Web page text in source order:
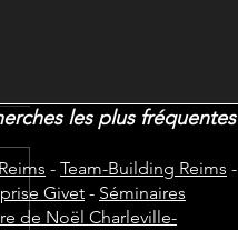
les plus fréquentes
- Team-Building Reims -
Givet - Séminaires
de Noël Charleville-